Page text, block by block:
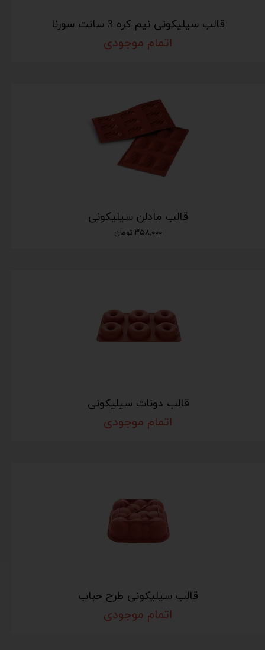
قالب سیلیکونی نیم کره 3 سانت سورنا
اتمام موجودی
قالب مادلن سیلیکونی
۳۵۸,۰۰۰ تومان
قالب دونات سیلیکونی
اتمام موجودی
قالب سیلیکونی طرح حباب
اتمام موجودی